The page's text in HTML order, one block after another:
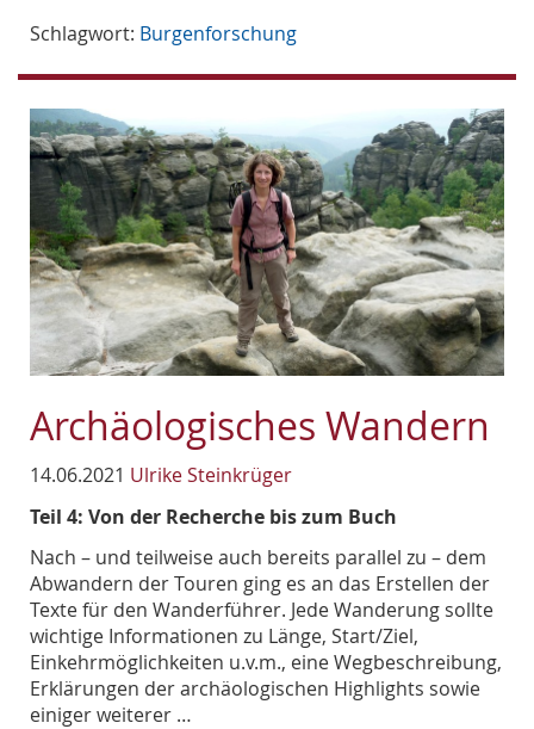
Schlagwort: Burgenforschung
Archäologisches Wandern
14.06.2021 Ulrike Steinkrüger
Teil 4: Von der Recherche bis zum Buch
Nach – und teilweise auch bereits parallel zu – dem
Abwandern der Touren ging es an das Erstellen der
Texte für den Wanderführer. Jede Wanderung sollte
wichtige Informationen zu Länge, Start/Ziel,
Einkehrmöglichkeiten u.v.m., eine Wegbeschreibung,
Erklärungen der archäologischen Highlights sowie
einiger weiterer …